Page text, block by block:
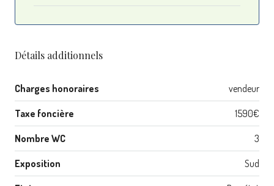
Détails additionnels
Charges honoraires vendeur
Taxe foncière 1590€
Nombre WC 3
Exposition Sud